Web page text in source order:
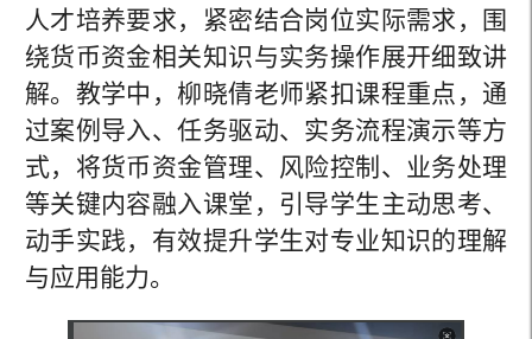
人才培养要求，紧密结合岗位实际需求，围
绕货币资金相关知识与实务操作展开细致讲
解。教学中，柳晓倩老师紧扣课程重点，通
过案例导入、任务驱动、实务流程演示等方
式，将货币资金管理、风险控制、业务处理
等关键内容融入课堂，引导学生主动思考、
动手实践，有效提升学生对专业知识的理解
与应用能力。